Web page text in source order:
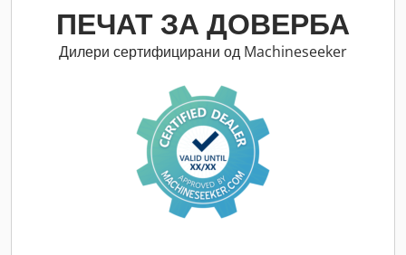
ПЕЧАТ ЗА ДОВЕРБА
Дилери сертифицирани од Machineseeker